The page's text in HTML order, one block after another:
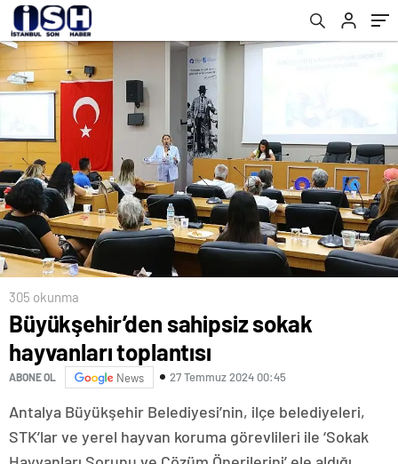
305 okunma
Büyükşehir’den sahipsiz sokak
hayvanları toplantısı
ABONE OL News 27 Temmuz 2024 00:45
Antalya Büyükşehir Belediyesi’nin, ilçe belediyeleri,
STK’lar ve yerel hayvan koruma görevlileri ile ‘Sokak